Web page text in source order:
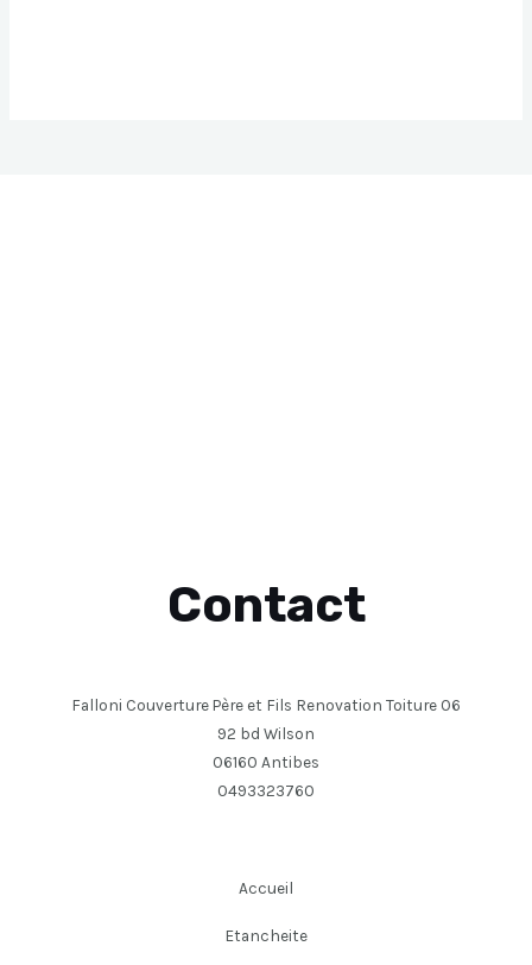
Contact
Falloni Couverture Père et Fils Renovation Toiture 06
92 bd Wilson
06160 Antibes
0493323760
Accueil
Etancheite